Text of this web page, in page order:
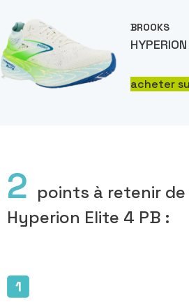
BROOKS
acheter
2 points à retenir
Hyperion Elite 4 PB :